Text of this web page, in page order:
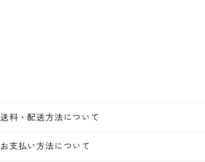
送料・配送方法について
お支払い方法について